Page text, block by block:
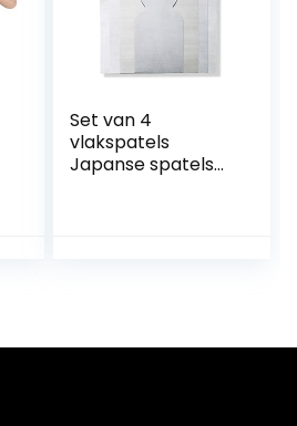
Set van 4
vlakspatels
Japanse spatels